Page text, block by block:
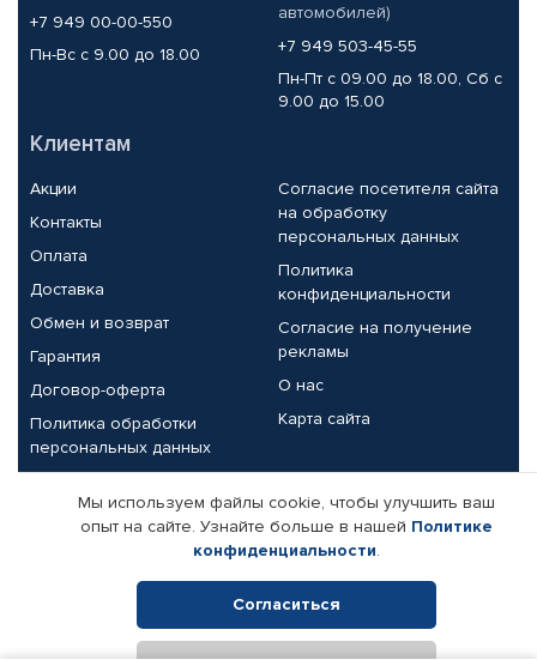
+7 949 00-00-550
Пн-Вс с 9.00 до 18.00
автомобилей)
+7 949 503-45-55
Пн-Пт с 09.00 до 18.00, Сб с
9.00 до 15.00
Клиентам
Акции
Контакты
Оплата
Доставка
Обмен и возврат
Гарантия
Договор-оферта
Политика обработки
персональных данных
Согласие посетителя сайта
на обработку
персональных данных
Политика
конфиденциальности
Согласие на получение
рекламы
О нас
Карта сайта
Партнерам
Корпоративным клиентам
Поставщикам
Реквизиты компании
Мы используем файлы cookie, чтобы улучшить ваш
опыт на сайте. Узнайте больше в нашей Политике
конфиденциальности.
Согласиться